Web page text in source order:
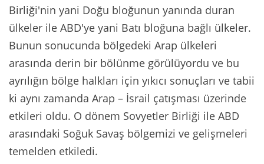
Birliği'nin yani Doğu bloğunun yanında duran
ülkeler ile ABD'ye yani Batı bloğuna bağlı ülkeler.
Bunun sonucunda bölgedeki Arap ülkeleri
arasında derin bir bölünme görülüyordu ve bu
ayrılığın bölge halkları için yıkıcı sonuçları ve tabii
ki aynı zamanda Arap – İsrail çatışması üzerinde
etkileri oldu. O dönem Sovyetler Birliği ile ABD
arasındaki Soğuk Savaş bölgemizi ve gelişmeleri
temelden etkiledi.